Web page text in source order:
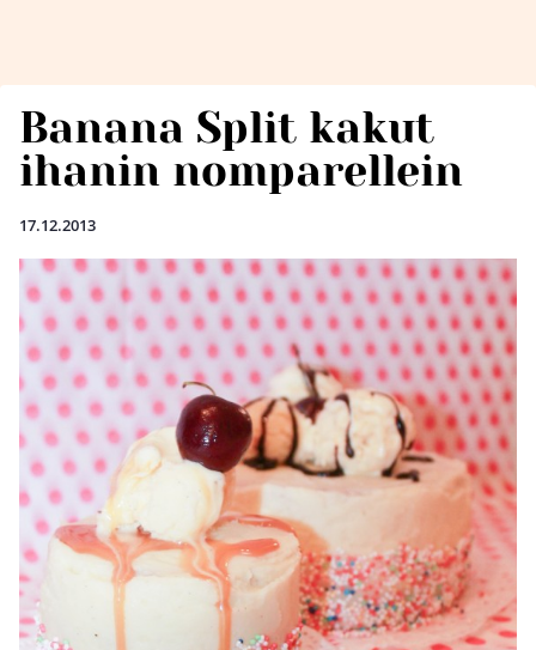
Banana Split kakut
ihanin nomparellein
17.12.2013